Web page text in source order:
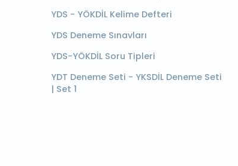
YDS - YÖKDİL Kelime Defteri
YDS Deneme Sınavları
YDS-YÖKDİL Soru Tipleri
YDT Deneme Seti - YKSDİL Deneme Seti
| Set 1